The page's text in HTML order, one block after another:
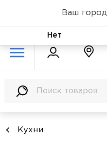
Кухни
Ваш город
Нет